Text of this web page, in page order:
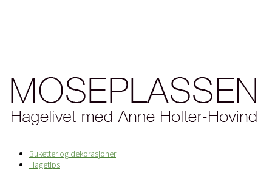
Buketter og dekorasjoner
Hagetips